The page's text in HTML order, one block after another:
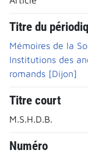
Titre du
Mémoires de la
Institutions des
romands [Dijon]
Titre court
M.S.H.D.B.
Numéro